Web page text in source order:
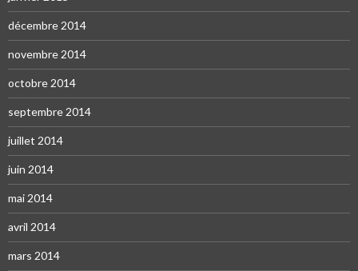
décembre 2014
novembre 2014
octobre 2014
septembre 2014
juillet 2014
juin 2014
mai 2014
avril 2014
mars 2014